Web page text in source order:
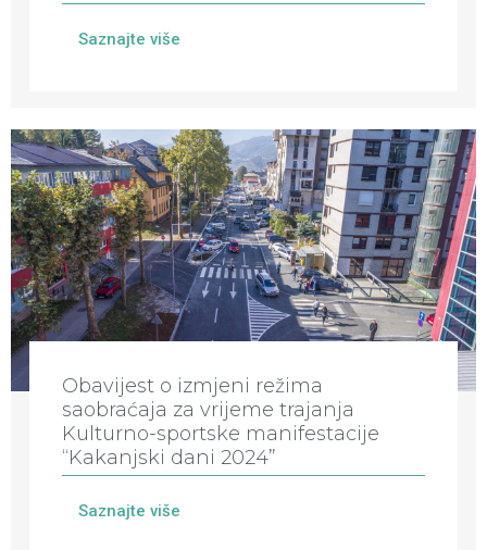
Saznajte više
Obavijest o izmjeni režima
saobraćaja za vrijeme trajanja
Kulturno-sportske manifestacije
“Kakanjski dani 2024”
Saznajte više